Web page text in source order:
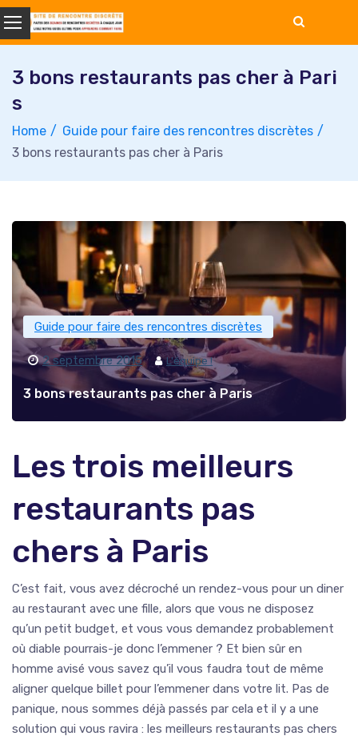
Skip
to
content
3 bons restaurants pas cher à Pari
s
Home
Guide pour faire des rencontres discrètes
3 bons restaurants pas cher à Paris
Guide pour faire des rencontres discrètes
2 septembre 2015 L'équipe !
3 bons restaurants pas cher à Paris
Les trois meilleurs
restaurants pas
chers à Paris
C’est fait, vous avez décroché un rendez-vous pour un diner
au restaurant avec une fille, alors que vous ne disposez
qu’un petit budget, et vous vous demandez probablement
où diable pourrais-je donc l’emmener ? Et bien sûr en
homme avisé vous savez qu’il vous faudra tout de même
aligner quelque billet pour l’emmener dans votre lit. Pas de
panique, nous sommes déjà passés par cela et il y a une
solution qui vous ravira : les meilleurs restaurants pas chers